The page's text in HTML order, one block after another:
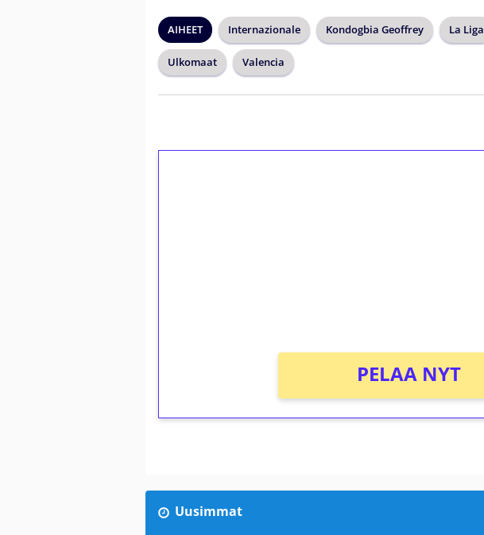
AIHEET Internazionale Kondogbia Geoffrey La Liga
Ulkomaat Valencia
PELAA NYT
Uusimmat